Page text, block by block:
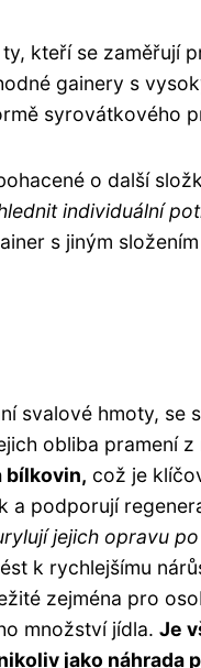
kteří se zaměřují
gainery s
syrovátkového
o další
individuální
s jiným
svalové hmoty, se
obliba pramení
bílkovin, což je
a podporují
jejich opravu po
k rychlejšímu
zejména pro
množství jídla. Je
jako náhrada